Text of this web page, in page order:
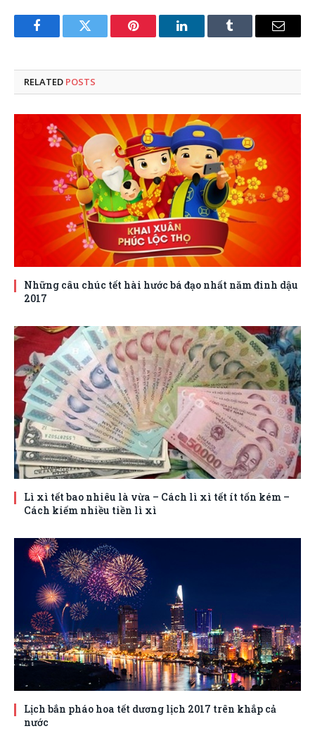
FacebookTwitter Pinterest LinkedInTumblr Email
RELATED POSTS
Những câu chúc tết hài hước bá đạo nhất năm đinh dậu
2017
Lì xì tết bao nhiêu là vừa – Cách lì xì tết ít tốn kém –
Cách kiếm nhiều tiền lì xì
Lịch bắn pháo hoa tết dương lịch 2017 trên khắp cả
nước